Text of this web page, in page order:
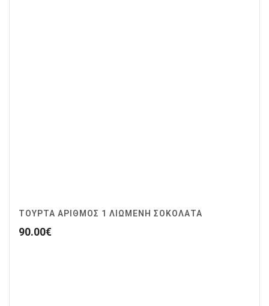
ΤΟΥΡΤΑ ΑΡΙΘΜΟΣ 1 ΛΙΩΜΕΝΗ ΣΟΚΟΛΑΤΑ
90.00€